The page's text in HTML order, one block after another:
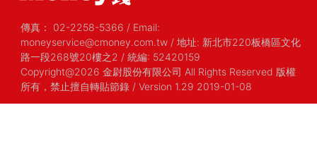
傳真： 02-2258-5366 / Email:
moneyservice@cmoney.com.tw / 地址: 新北市220板橋區文化
路一段268號20樓之2 / 統編: 52420159
Copyright@2026 金尉股份有限公司 All Rights Reserved 版權
所有，禁止擅自轉貼節錄 / Version 1.29 2019-01-08